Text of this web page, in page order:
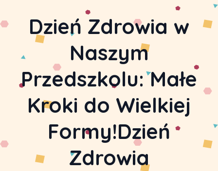
Dzień Zdrowia w
Naszym
Przedszkolu: Małe
Kroki do Wielkiej
Formy!Dzień
Zdrowia